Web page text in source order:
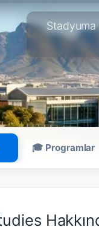
Stadyuma
🎓 Programlar